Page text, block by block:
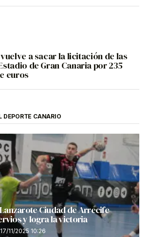
a sacar la licitación de las
de Gran Canaria por 235
euros
DEPORTE CANARIO
Ciudad de Arrecife
y logra la victoria
17/11/2025 10:26